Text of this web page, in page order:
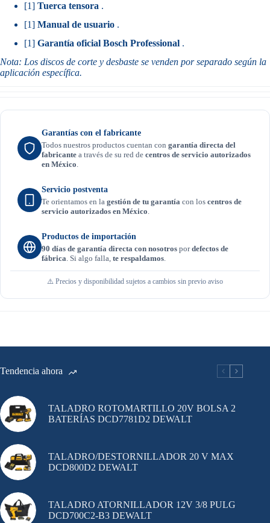
[1] Tuerca tensora .
[1] Manual de usuario .
[1] Garantía oficial Bosch Professional .
Nota: Los discos de corte y desbaste se venden por separado según la
aplicación específica.
Garantías con el fabricante
Todos nuestros productos cuentan con garantía directa del
fabricante a través de su red de centros de servicio autorizados
en México
Servicio postventa
Te orientamos en la gestión de tu garantía con los centros de
servicio autorizados en México
Productos de importación
90 días de garantía directa con nosotros pordefectos de
fábrica . Si algo falla, te respaldamos
⚠️ Precios y disponibilidad sujetos a cambios sin previo aviso
Tendencia ahora
TALADRO ROTOMARTILLO 20V BOLSA 2
BATERÍAS DCD7781D2 DEWALT
TALADRO/DESTORNILLADOR 20 V MAX
DCD800D2 DEWALT
TALADRO ATORNILLADOR 12V 3/8 PULG
DCD700C2-B3 DEWALT